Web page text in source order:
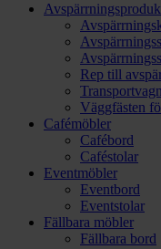
Rep till
Väggfästen
Cafémöbler
Cafébord
Caféstolar
Eventmöbler
Eventbord
Eventstolar
Fällbara möbler
Fällbara bord